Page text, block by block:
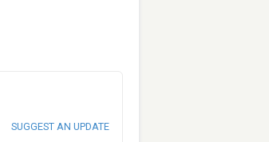
SUGGEST AN UPDATE